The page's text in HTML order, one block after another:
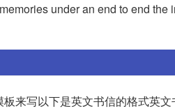
under an end to end
来写以下是英文书信的格式英